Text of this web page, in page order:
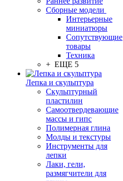
Сборные модели
Интерьерные
миниатюры
Сопутствующие
товары
Техника
+ ЕЩЕ 5
Лепка и скульптура
Скульптурный
пластилин
Самоотвердевающие
массы и гипс
Полимерная глина
Молды и текстуры
Инструменты для
лепки
Лаки, гели,
размягчители для